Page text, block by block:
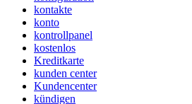
kontakte
konto
kontrollpanel
kostenlos
Kreditkarte
kunden center
Kundencenter
kündigen